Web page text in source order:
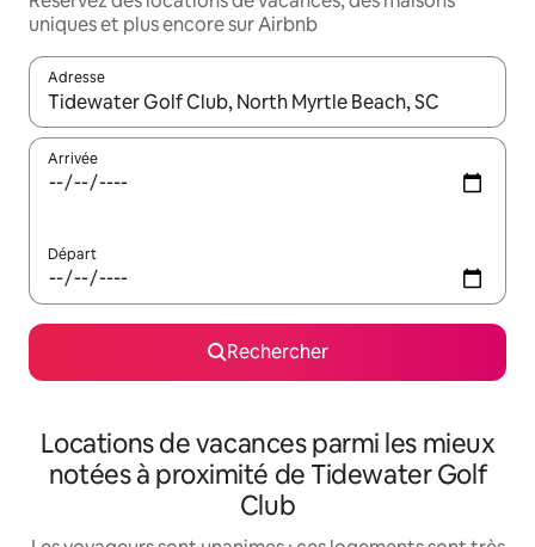
uniques et plus encore sur Airbnb
Adresse
Lorsque les résultats s'affichent, utilisez les flèches vers le
Arrivée
Départ
Rechercher
Locations de vacances parmi les mieux
notées à proximité de Tidewater Golf
Club